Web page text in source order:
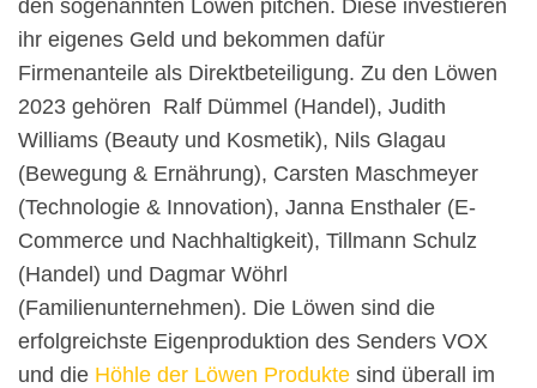
den sogenannten Löwen pitchen. Diese investieren
ihr eigenes Geld und bekommen dafür
Firmenanteile als Direktbeteiligung. Zu den Löwen
2023 gehören Ralf Dümmel (Handel), Judith
Williams (Beauty und Kosmetik), Nils Glagau
(Bewegung & Ernährung), Carsten Maschmeyer
(Technologie & Innovation), Janna Ensthaler (E-
Commerce und Nachhaltigkeit), Tillmann Schulz
(Handel) und Dagmar Wöhrl
(Familienunternehmen). Die Löwen sind die
erfolgreichste Eigenproduktion des Senders VOX
und die Höhle der Löwen Produkte sind überall im